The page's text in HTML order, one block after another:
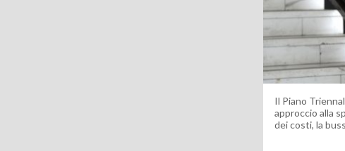
Il Piano
approccio alla
dei costi, la